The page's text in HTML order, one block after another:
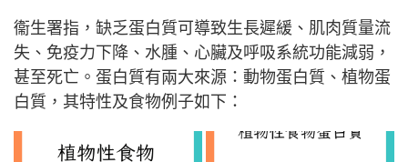
衞生署指，缺乏蛋白質可導致生長遲緩、肌肉質量流
失、免疫力下降、水腫、心臟及呼吸系統功能減弱，
甚至死亡。蛋白質有兩大來源：動物蛋白質、植物蛋
白質，其特性及食物例子如下：